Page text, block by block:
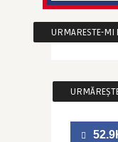
URMARESTE-MI